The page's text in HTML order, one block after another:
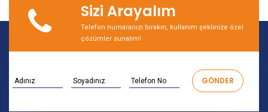
Sizi Arayalım
Telefon numaranızı bırakın, kullanım şeklinize özel
çözümler sunalım!